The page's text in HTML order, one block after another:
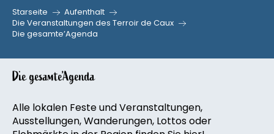
Starseite
Aufenthalt
Die Veranstaltungen des Terroir de Caux
Die gesamte’Agenda
Die gesamte’Agenda
Alle lokalen Feste und Veranstaltungen,
Ausstellungen, Wanderungen, Lottos oder